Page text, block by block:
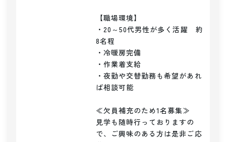
【職場環境】
・20～50代男性が多く活躍　約
8名程
・冷暖房完備
・作業着支給
・夜勤や交替勤務も希望があれ
ば相談可能
≪欠員補充のため1名募集≫
見学も随時行っておりますの
で、ご興味のある方は是非ご応